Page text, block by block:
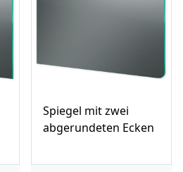
Spiegel mit zwei
abgerundeten Ecken